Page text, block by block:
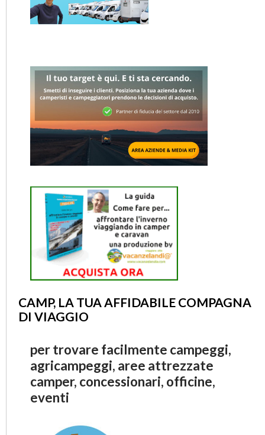
CAMP, LA TUA AFFIDABILE COMPAGNA
DI VIAGGIO
per trovare facilmente campeggi,
agricampeggi, aree attrezzate
camper, concessionari, officine,
eventi